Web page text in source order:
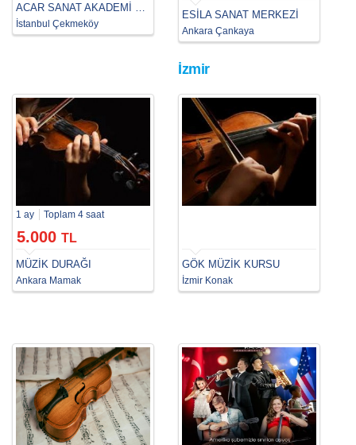
ACAR SANAT AKADEMİ ÇEKMEKÖY
İstanbul Çekmeköy
ESİLA SANAT MERKEZİ
Ankara Çankaya
1 ay Toplam 4 saat
5.000 TL
MÜZİK DURAĞI
Ankara Mamak
İzmir
GÖK MÜZİK KURSU
İzmir Konak